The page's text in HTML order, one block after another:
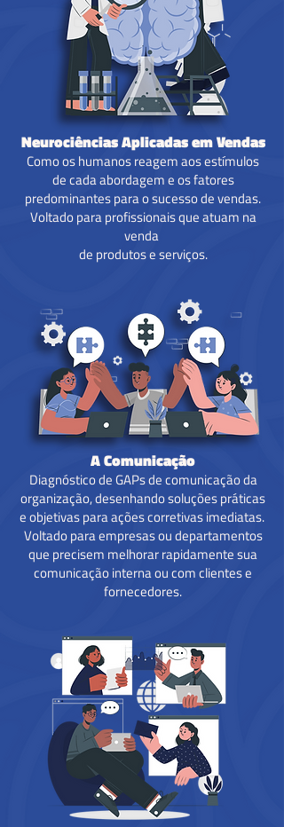
Neurociências Aplicadas em Vendas
Como os humanos reagem aos estímulos
de cada abordagem e os fatores
predominantes para o sucesso de vendas.
Voltado para profissionais que atuam na
venda
de produtos e serviços.
A Comunicação
Diagnóstico de GAPs de comunicação da
organização, desenhando soluções práticas
e objetivas para ações corretivas imediatas.
Voltado para empresas ou departamentos
que precisem melhorar rapidamente sua
comunicação interna ou com clientes e
fornecedores.